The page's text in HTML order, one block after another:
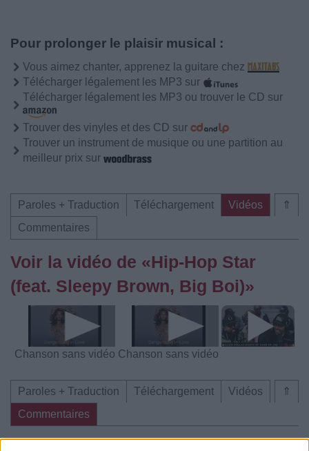
Pour prolonger le plaisir musical :
Vous aimez chanter, apprenez la guitare chez
Télécharger légalement les MP3 sur
Télécharger légalement les MP3 ou trouver le CD sur
Trouver des vinyles et des CD sur
Trouver un instrument de musique ou une partition au
meilleur prix sur
⇑
Paroles + Traduction Téléchargement
Vidéos
Commentaires
Voir la vidéo de «Hip-Hop Star
(feat. Sleepy Brown, Big Boi)»
Chanson sans vidéo Chanson sans vidéo
⇑
Paroles + Traduction Téléchargement
Vidéos
Commentaires